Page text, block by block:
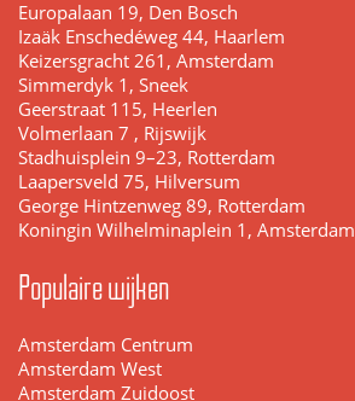
Europalaan 19, Den Bosch
Izaäk Enschedéweg 44, Haarlem
Keizersgracht 261, Amsterdam
Simmerdyk 1, Sneek
Geerstraat 115, Heerlen
Volmerlaan 7 , Rijswijk
Stadhuisplein 9–23, Rotterdam
Laapersveld 75, Hilversum
George Hintzenweg 89, Rotterdam
Koningin Wilhelminaplein 1, Amsterdam
Populaire wijken
Amsterdam Centrum
Amsterdam West
Amsterdam Zuidoost